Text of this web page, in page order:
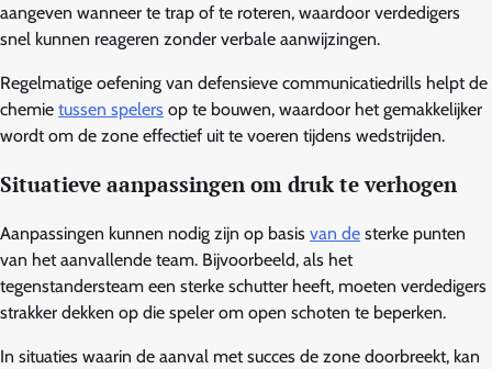
aangeven wanneer te trap of te roteren, waardoor verdedigers
snel kunnen reageren zonder verbale aanwijzingen.
Regelmatige oefening van defensieve communicatiedrills helpt de
chemie tussen spelers op te bouwen, waardoor het gemakkelijker
wordt om de zone effectief uit te voeren tijdens wedstrijden.
Situatieve aanpassingen om druk te verhogen
Aanpassingen kunnen nodig zijn op basis van de sterke punten
van het aanvallende team. Bijvoorbeeld, als het
tegenstandersteam een sterke schutter heeft, moeten verdedigers
strakker dekken op die speler om open schoten te beperken.
In situaties waarin de aanval met succes de zone doorbreekt, kan